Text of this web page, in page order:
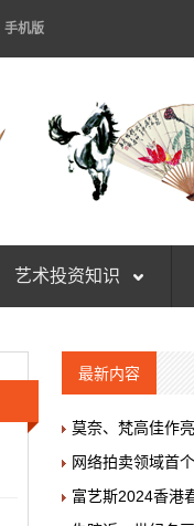
手机版
艺术投资知识
最新内容
莫奈、梵高佳作
网络拍卖领域首
富艺斯2024香港